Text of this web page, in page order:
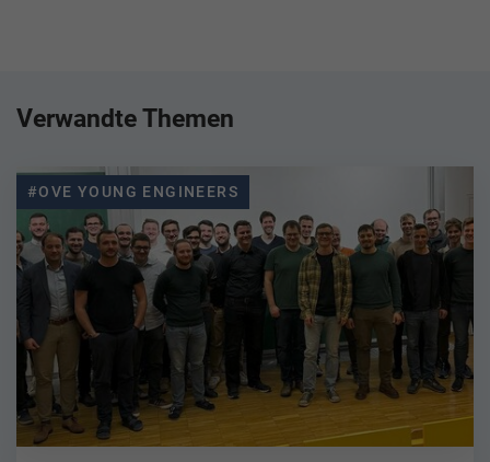
Verwandte Themen
#OVE YOUNG ENGINEERS